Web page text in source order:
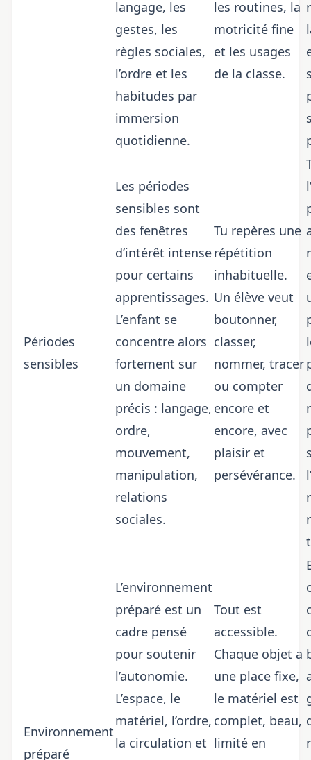
langage, les
gestes, les
règles sociales,
l’ordre et les
habitudes par
immersion
quotidienne.
les routines, la
motricité fine
et les usages
de la classe.
Périodes
sensibles
Les périodes
sensibles sont
des fenêtres
d’intérêt intense
pour certains
apprentissages.
L’enfant se
concentre alors
fortement sur
un domaine
précis : langage,
ordre,
mouvement,
manipulation,
relations
sociales.
Tu repères une
répétition
inhabituelle.
Un élève veut
boutonner,
classer,
nommer, tracer
ou compter
encore et
encore, avec
plaisir et
persévérance.
Environnement
préparé
L’environnement
préparé est un
cadre pensé
pour soutenir
l’autonomie.
L’espace, le
matériel, l’ordre,
la circulation et
Tout est
accessible.
Chaque objet a
une place fixe,
le matériel est
complet, beau,
limité en